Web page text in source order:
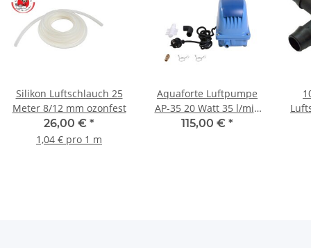
Silikon Luftschlauch 25
Meter 8/12 mm ozonfest
26,00 € *
1,04 € pro 1 m
Aquaforte Luftpumpe
AP-35 20 Watt 35 l/min
Teichbelüfter
115,00 € *